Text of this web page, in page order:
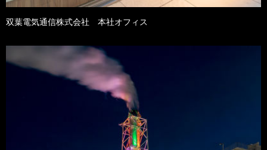
双葉電気通信株式会社 本社オフィス